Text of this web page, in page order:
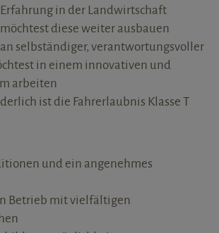
Erfahrung in der Landwirtschaft
diese weiter ausbauen
an selbständiger, verantwortungsvoller
in einem innovativen und
arbeiten
ist die Fahrerlaubnis Klasse T
und ein angenehmes
Betrieb mit vielfältigen